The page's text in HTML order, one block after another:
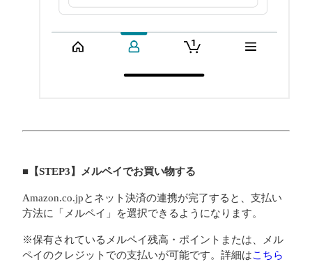
■【STEP3】メルペイでお買い物する
Amazon.co.jpとネット決済の連携が完了すると、支払い
方法に「メルペイ」を選択できるようになります。
※保有されているメルペイ残高・ポイントまたは、メル
ペイのクレジットでの支払いが可能です。詳細はこちら